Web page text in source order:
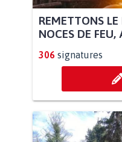
REMETTONS LE
NOCES DE FEU,
306 signatures